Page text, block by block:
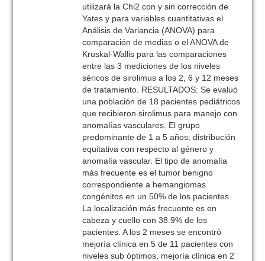
utilizará la Chi2 con y sin corrección de
Yates y para variables cuantitativas el
Análisis de Variancia (ANOVA) para
comparación de medias o el ANOVA de
Kruskal-Wallis para las comparaciones
entre las 3 mediciones de los niveles
séricos de sirolimus a los 2, 6 y 12 meses
de tratamiento. RESULTADOS: Se evaluó
una población de 18 pacientes pediátricos
que recibieron sirolimus para manejo con
anomalías vasculares. El grupo
predominante de 1 a 5 años; distribución
equitativa con respecto al género y
anomalía vascular. El tipo de anomalía
más frecuente es el tumor benigno
correspondiente a hemangiomas
congénitos en un 50% de los pacientes.
La localización más frecuente es en
cabeza y cuello con 38.9% de los
pacientes. A los 2 meses se encontró
mejoría clínica en 5 de 11 pacientes con
niveles sub óptimos, mejoría clínica en 2